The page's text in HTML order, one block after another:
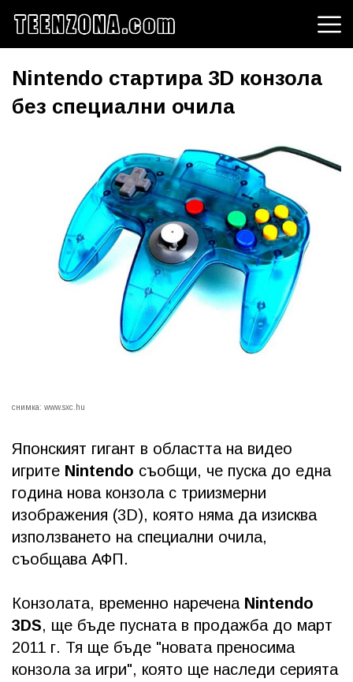
Nintendo стартира 3D конзола
без специални очила
снимка: www.sxc.hu
Японският гигант в областта на видео
игрите Nintendo съобщи, че пуска до една
година нова конзола с триизмерни
изображения (3D), която няма да изисква
използването на специални очила,
съобщава АФП.
Конзолата, временно наречена Nintendo
3DS, ще бъде пусната в продажба до март
2011 г. Тя ще бъде "новата преносима
конзола за игри", която ще наследи серията